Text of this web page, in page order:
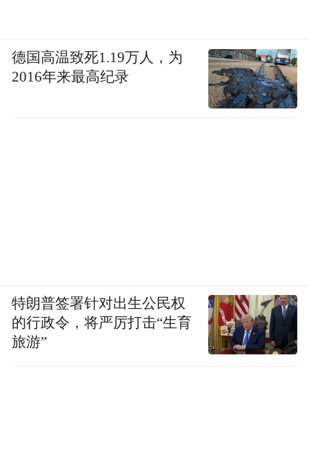
德国高温致死1.19万人，为
2016年来最高纪录
特朗普签署针对出生公民权
的行政令，将严厉打击“生育
旅游”